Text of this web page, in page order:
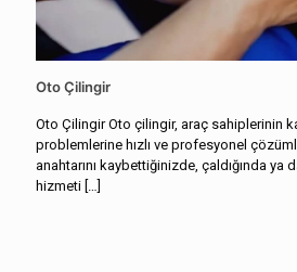
Oto Çilingir
Oto Çilingir Oto çilingir, araç sahiplerinin
problemlerine hızlı ve profesyonel
anahtarını kaybettiğinizde, çaldığında ya
hizmeti […]